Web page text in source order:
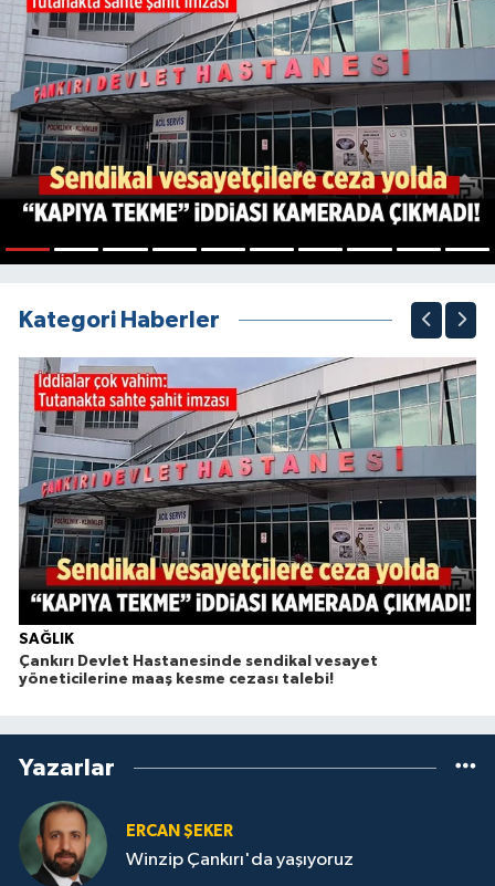
Kategori Haberler
SAĞLIK
Çankırı Devlet Hastanesinde sendikal vesayet
yöneticilerine maaş kesme cezası talebi!
Yazarlar
ERCAN ŞEKER
Winzip Çankırı'da yaşıyoruz